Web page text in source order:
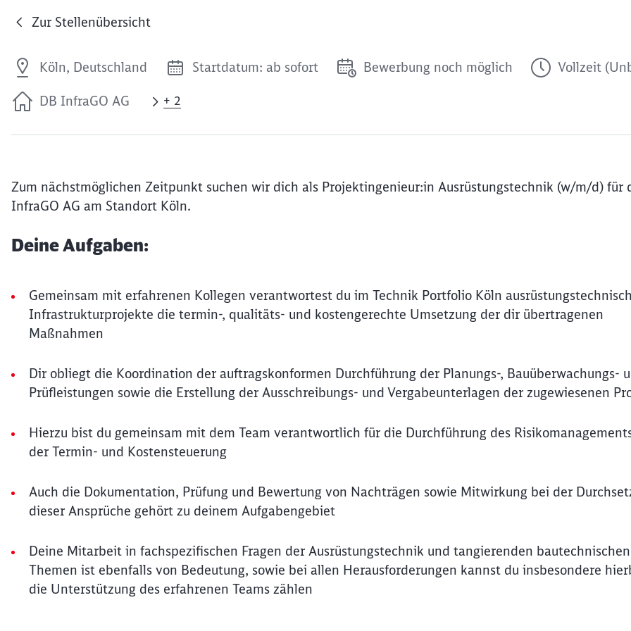
Zur Stellenübersicht
Köln, Deutschland Startdatum: ab sofort Bewerbung noch möglich Vollzeit
DB InfraGO AG + 2
Zum nächstmöglichen Zeitpunkt suchen wir dich als Projektingenieur:in Ausrüstungstechnik (w/m/d) für
InfraGO AG am Standort Köln.
Deine Aufgaben:
Gemeinsam mit erfahrenen Kollegen verantwortest du im Technik Portfolio Köln
Infrastrukturprojekte die termin-, qualitäts- und kostengerechte Umsetzung der dir übertragenen
Maßnahmen
Dir obliegt die Koordination der auftragskonformen Durchführung der Planungs-, Bauüberwachungs-
Prüfleistungen sowie die Erstellung der Ausschreibungs- und Vergabeunterlagen der zugewiesenen
Hierzu bist du gemeinsam mit dem Team verantwortlich für die Durchführung des
der Termin- und Kostensteuerung
Auch die Dokumentation, Prüfung und Bewertung von Nachträgen sowie Mitwirkung bei der
dieser Ansprüche gehört zu deinem Aufgabengebiet
Deine Mitarbeit in fachspezifischen Fragen der Ausrüstungstechnik und tangierenden bautechnischen
Themen ist ebenfalls von Bedeutung, sowie bei allen Herausforderungen kannst du insbesondere
die Unterstützung des erfahrenen Teams zählen